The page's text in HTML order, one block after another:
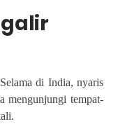
di India, nyaris
mengunjungi tempat-